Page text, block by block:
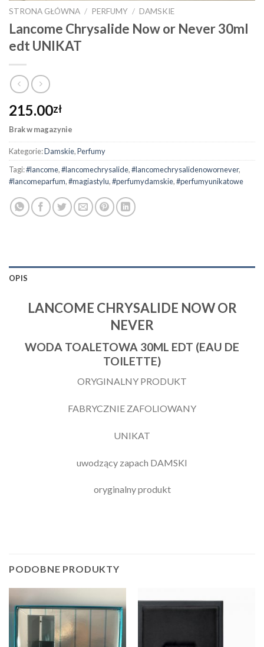
STRONA GŁÓWNA / PERFUMY / DAMSKIE
Lancome Chrysalide Now or Never 30ml
edt UNIKAT
215.00zł
Brak w magazynie
Kategorie:Damskie,Perfumy
Tagi:#lancome,#lancomechrysalide,#lancomechrysalidenowornever,
#lancomeparfum,#magiastylu,#perfumydamskie,#perfumyunikatowe
OPIS
LANCOME CHRYSALIDE NOW OR
NEVER
WODA TOALETOWA 30ML EDT (EAU DE
TOILETTE)
ORYGINALNY PRODUKT
FABRYCZNIE ZAFOLIOWANY
UNIKAT
uwodzący zapach DAMSKI
oryginalny produkt
PODOBNE PRODUKTY